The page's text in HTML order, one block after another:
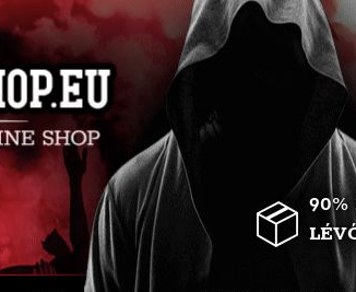
90%